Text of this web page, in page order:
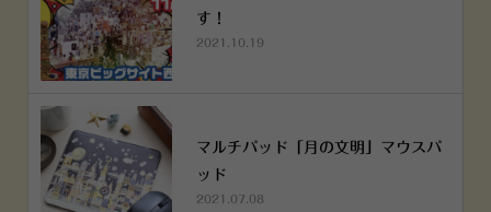
す！
2021.10.19
マルチパッド「月の文明」マウスパ
ッド
2021.07.08